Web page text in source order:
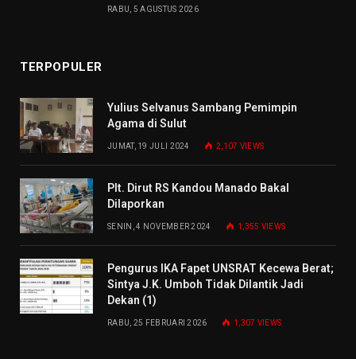
RABU, 5 AGUSTUS 2026
TERPOPULER
Yulius Selvanus Sambang Pemimpin
Agama di Sulut
JUMAT, 19 JULI 2024 2,107 VIEWS
Plt. Dirut RS Kandou Manado Bakal
Dilaporkan
SENIN, 4 NOVEMBER 2024 1,355 VIEWS
Pengurus IKA Fapet UNSRAT Kecewa Berat;
Sintya J.K. Umboh Tidak Dilantik Jadi
Dekan (1)
RABU, 25 FEBRUARI 2026 1,307 VIEWS